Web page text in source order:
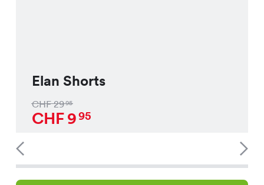
Elan Shorts
CHF2995
CHF995